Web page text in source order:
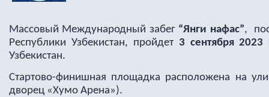
Массовый Международный забег “Янги нафас”,
Республики Узбекистан, пройдет 3 сентября 2023
Узбекистан.
Стартово-финишная площадка расположена на
дворец «Хумо Арена»).